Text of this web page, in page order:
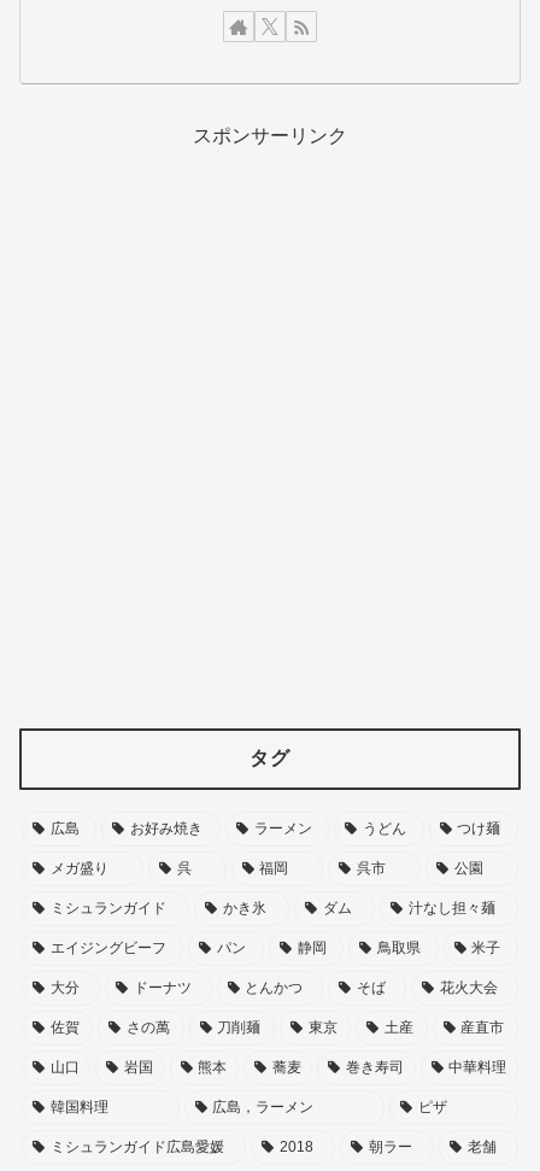
スポンサーリンク
タグ
広島 お好み焼き ラーメン うどん つけ麺
メガ盛り 呉 福岡 呉市 公園
ミシュランガイド かき氷 ダム 汁なし担々麺
エイジングビーフ パン 静岡 鳥取県 米子
大分 ドーナツ とんかつ そば 花火大会
佐賀 さの萬 刀削麺 東京 土産 産直市
山口 岩国 熊本 蕎麦 巻き寿司 中華料理
韓国料理 広島，ラーメン ピザ
ミシュランガイド広島愛媛 2018 朝ラー 老舗